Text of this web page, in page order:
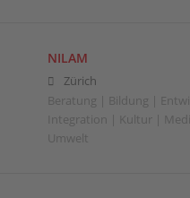
NILAM
Zürich
Beratung | Bildung |
Integration | Kultur |
Umwelt